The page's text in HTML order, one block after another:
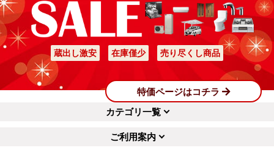
蔵出し激安 在庫僅少 売り尽くし商品
特価ページはコチラ
カテゴリ一覧
ご利用案内